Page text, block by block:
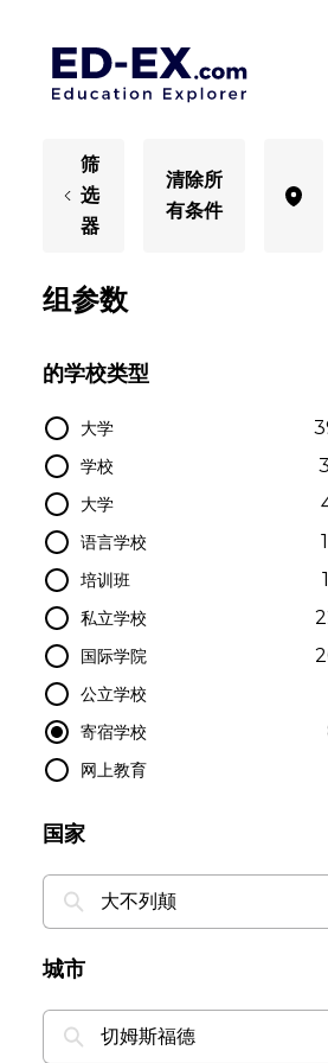
筛
选
器
清除所
有条件
组参数
的学校类型
大学
学校
大学
语言学校
培训班
私立学校
国际学院
公立学校
寄宿学校
网上教育
国家
城市